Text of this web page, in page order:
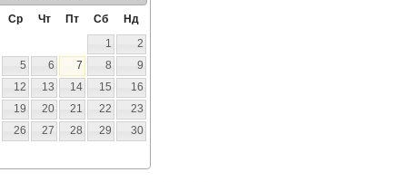
Ср Чт Пт Сб
Нд
1
2
5 6 7 8
9
12 13 14 15
16
19 20 21 22
23
26 27 28 29
30